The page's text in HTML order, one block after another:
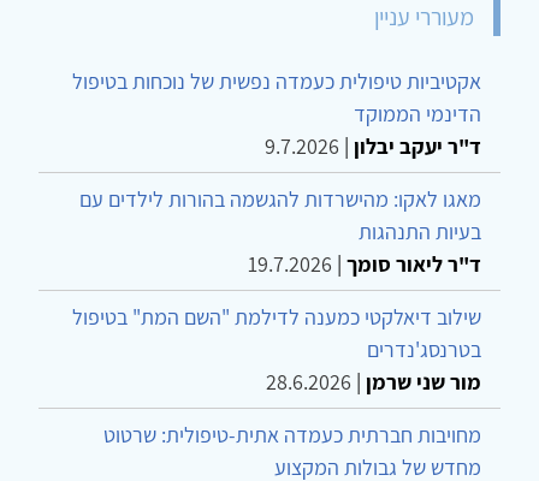
מעוררי עניין
אקטיביות טיפולית כעמדה נפשית של נוכחות בטיפול
הדינמי הממוקד
ד"ר יעקב יבלון |
9.7.2026
מאגו לאקו: מהישרדות להגשמה בהורות לילדים עם
בעיות התנהגות
ד"ר ליאור סומך |
19.7.2026
שילוב דיאלקטי כמענה לדילמת "השם המת" בטיפול
בטרנסג'נדרים
מור שני שרמן |
28.6.2026
מחויבות חברתית כעמדה אתית-טיפולית: שרטוט
מחדש של גבולות המקצוע